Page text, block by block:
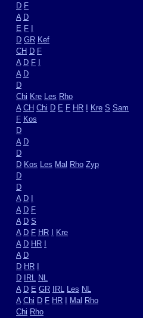
D F
A D
E F
D GR Kef
CH D F
A D F
A D
D
Chi Kre Les Rho
A CH Chi D E F HR Kre S Sam
F Kos
D
A D
D
D Kos Les Mal Rho Zyp
D
D
A D
A D F
A D S
A D F HR
Kre
A D HR
A D
D HR
D IRL NL
A D E GR IRL Les NL
A Chi D F HR Mal Rho
Chi Rho